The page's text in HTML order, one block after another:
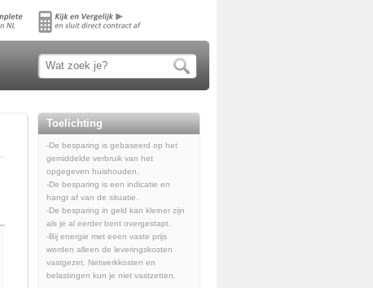
Toelichting
-De besparing is gebaseerd op het
gemiddelde verbruik van het
opgegeven huishouden.
-De besparing is een indicatie en
hangt af van de situatie.
-De besparing in geld kan kleiner zijn
als je al eerder bent overgestapt.
-Bij energie met eeen vaste prijs
worden alleen de leveringskosten
vastgezet. Netwerkkosten en
belastingen kun je niet vastzetten.